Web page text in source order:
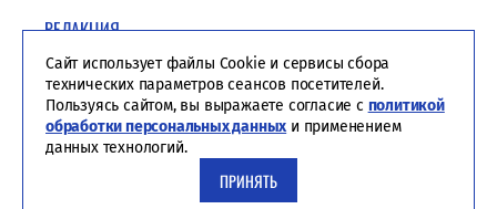
РЕДАКЦИЯ
ПОЛИТИКА КОНФИДЕНЦИАЛЬНОСТИ
Сайт использует файлы Cookie и сервисы сбора
технических параметров сеансов посетителей.
Пользуясь сайтом, вы выражаете согласие с политикой
обработки персональных данных и применением
данных технологий.
ПРИНЯТЬ